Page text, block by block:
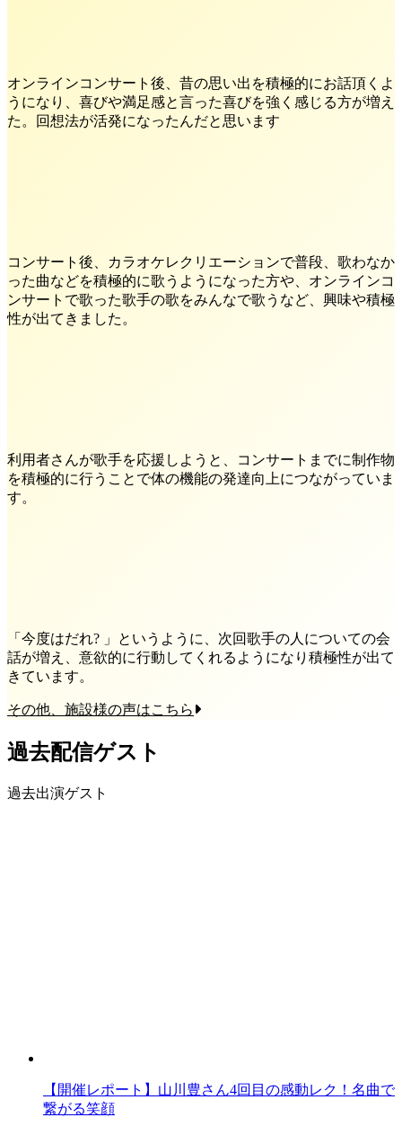
オンラインコンサート後、昔の思い出を積極的にお話頂くよ
うになり、喜びや満足感と言った喜びを強く感じる方が増え
た。回想法が活発になったんだと思います
コンサート後、カラオケレクリエーションで普段、歌わなか
った曲などを積極的に歌うようになった方や、オンラインコ
ンサートで歌った歌手の歌をみんなで歌うなど、興味や積極
性が出てきました。
利用者さんが歌手を応援しようと、コンサートまでに制作物
を積極的に行うことで体の機能の発達向上につながっていま
す。
「今度はだれ? 」というように、次回歌手の人についての会
話が増え、意欲的に行動してくれるようになり積極性が出て
きています。
その他、施設様の声はこちら
過去配信ゲスト
過去出演ゲスト
【開催レポート】山川豊さん4回目の感動レク！名曲で
繋がる笑顔